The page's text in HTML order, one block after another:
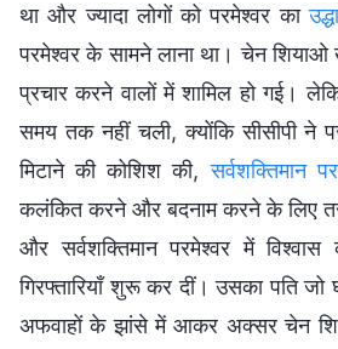
था और ज्यादा लोगों को परमेश्वर का
परमेश्वर के सामने लाना था। चेन
प्रचार करने वालों में शामिल हो गई।
समय तक नहीं चली, क्योंकि सीसीपी ने
मिटाने की कोशिश की,सर्वशक्तिमान
कलंकित करने और बदनाम करने के लिए
और सर्वशक्तिमान परमेश्वर में विश्वास
गिरफ्तारियाँ शुरू कर दीं। उसका पति
अफवाहों के झांसे में आकर अक्सर चेन